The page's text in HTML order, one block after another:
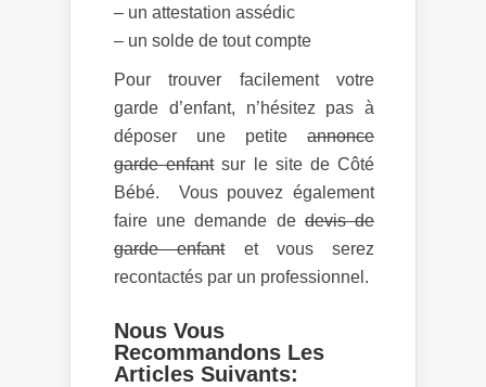
– un attestation assédic
– un solde de tout compte
Pour trouver facilement votre
garde d’enfant, n’hésitez pas à
déposer une petite annonce
garde enfantsur le site de Côté
Bébé. Vous pouvez également
faire une demande dedevis de
garde enfantet vous serez
recontactés par un professionnel.
Nous Vous
Recommandons Les
Articles Suivants: